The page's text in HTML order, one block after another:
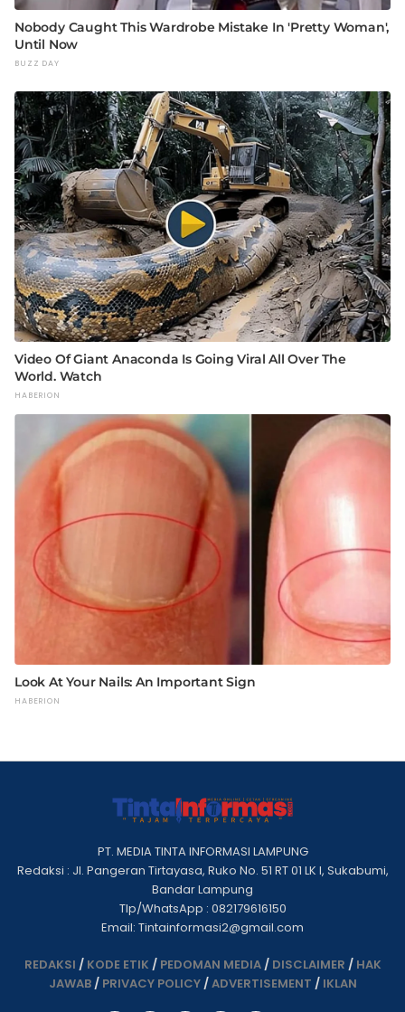
PT. MEDIA TINTA INFORMASI LAMPUNG
Redaksi : Jl. Pangeran Tirtayasa, Ruko No. 51 RT 01 LK I, Sukabumi,
Bandar Lampung
Tlp/WhatsApp : 082179616150
Email: Tintainformasi2@gmail.com
REDAKSI / KODE ETIK / PEDOMAN MEDIA/ DISCLAIMER / HAK
JAWAB/ PRIVACY POLICY/ADVERTISEMENT / IKLAN